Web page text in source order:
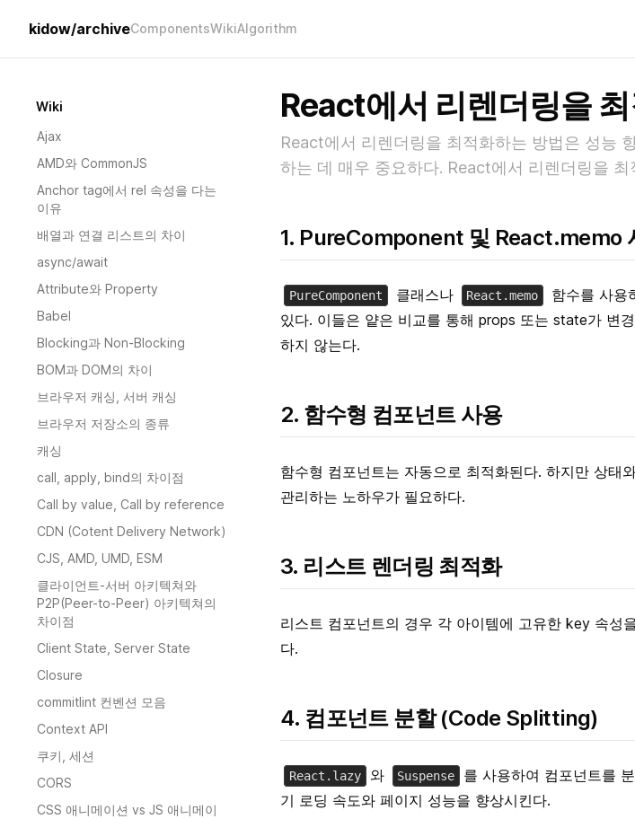
kidow/archiveComponentsWikiAlgorithm
Wiki
Ajax
AMD와 CommonJS
Anchor tag에서 rel 속성을 다는
이유
배열과 연결 리스트의 차이
async/await
Attribute와 Property
Babel
Blocking과 Non-Blocking
BOM과 DOM의 차이
브라우저 캐싱, 서버 캐싱
브라우저 저장소의 종류
캐싱
call, apply, bind의 차이점
Call by value, Call by reference
CDN (Cotent Delivery Network)
CJS, AMD, UMD, ESM
클라이언트-서버 아키텍쳐와
P2P(Peer-to-Peer) 아키텍쳐의
차이점
Client State, Server State
Closure
commitlint 컨벤션 모음
Context API
쿠키, 세션
CORS
CSS 애니메이션 vs JS 애니메이
React에서 리렌더링을
React에서 리렌더링을 최적화하는 방법은 성능
하는 데 매우 중요하다. React에서 리렌더링을
1. PureComponent 및 React.memo
PureComponent 클래스나 React.memo
함수를 사용
있다. 이들은 얕은 비교를 통해 props 또는 state가 변
하지 않는다.
2. 함수형 컴포넌트 사용
함수형 컴포넌트는 자동으로 최적화된다. 하지만 상태
관리하는 노하우가 필요하다.
3. 리스트 렌더링 최적화
리스트 컴포넌트의 경우 각 아이템에 고유한 key 속성
다.
4. 컴포넌트 분할 (Code Splitting)
React.lazy 와 Suspense
를 사용하여 컴포넌트를
기 로딩 속도와 페이지 성능을 향상시킨다.